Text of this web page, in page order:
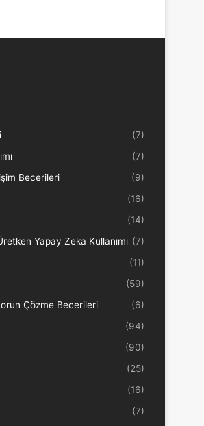
(7)
(7)
Becerileri
(9)
(16)
(14)
Yapay Zeka Kullanımı (7)
(11)
(59)
Çözme Becerileri
(6)
(94)
(90)
(25)
(16)
(7)